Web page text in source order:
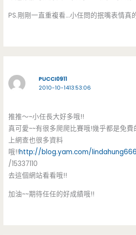
PS.剛剛一直重複看…小任問的抿嘴表情
PUCCI0911
2010-10-1413:53:06
推推～~小任長大好多哦!!
真可愛~~有很多爬爬比賽哦!幾乎都是免費
上網查也很多資料
哦!!http://blog.yam.com/
/15337110
去這個網站看看哦!!
加油~~期待任任的好成績哦!!